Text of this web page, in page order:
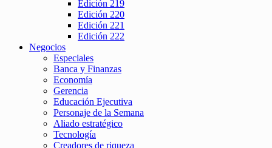
Edición 219
Edición 220
Edición 221
Edición 222
Negocios
Especiales
Banca y Finanzas
Economía
Gerencia
Educación Ejecutiva
Personaje de la Semana
Aliado estratégico
Tecnología
Creadores de riqueza